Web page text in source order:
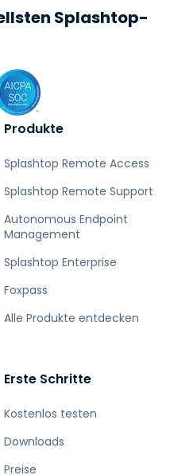
Produkte
Splashtop Remote Access
Splashtop Remote Support
Autonomous Endpoint
Management
Splashtop Enterprise
Foxpass
Alle Produkte entdecken
Erste Schritte
Kostenlos testen
Downloads
Preise
Splashtop-